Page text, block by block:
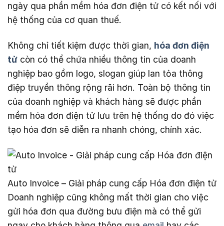
ngày qua phần mềm hóa đơn điện tử có kết nối với
hệ thống của cơ quan thuế.
Không chỉ tiết kiệm được thời gian, hóa đơn điện
tử còn có thể chứa nhiều thông tin của doanh
nghiệp bao gồm logo, slogan giúp lan tỏa thông
điệp truyền thông rộng rãi hơn. Toàn bộ thông tin
của doanh nghiệp và khách hàng sẽ được phần
mềm hóa đơn điện tử lưu trên hệ thống do đó việc
tạo hóa đơn sẽ diễn ra nhanh chóng, chính xác.
Auto Invoice – Giải pháp cung cấp Hóa đơn điện tử
Doanh nghiệp cũng không mất thời gian cho việc
gửi hóa đơn qua đường bưu điện mà có thể gửi